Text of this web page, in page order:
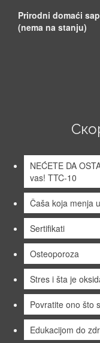
Prirodni domaći
(nema na stanju)
NEĆETE DA
vas! TTC-10
Čaša koja menja
Sertifikati
Osteoporoza
Stres i šta je
Povratite ono što
Edukacijom do